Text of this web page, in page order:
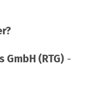
GmbH (RTG) -